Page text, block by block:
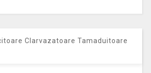
Clarvazatoare Tamaduitoare